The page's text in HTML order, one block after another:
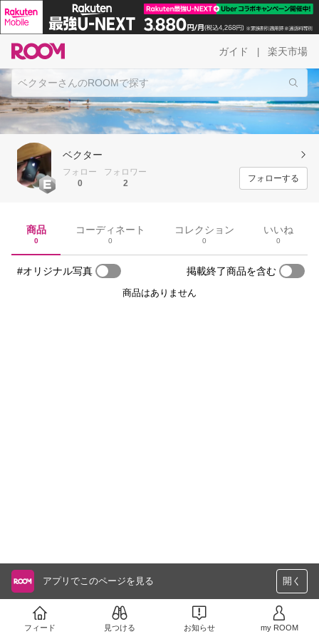
ガイド 楽天市場
ベクター
フォロー
0
フォロワー
2
フォローする
商品
0
コーディネート
0
コレクション
0
いいね
0
#オリジナル写真 掲載終了商品を含む
商品はありません
アプリでこのページを見る 開く
フィード 見つける お知らせ my ROOM